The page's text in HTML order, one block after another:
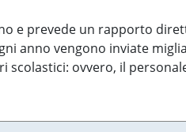
e prevede un rapporto
anno vengono inviate
ovvero, il